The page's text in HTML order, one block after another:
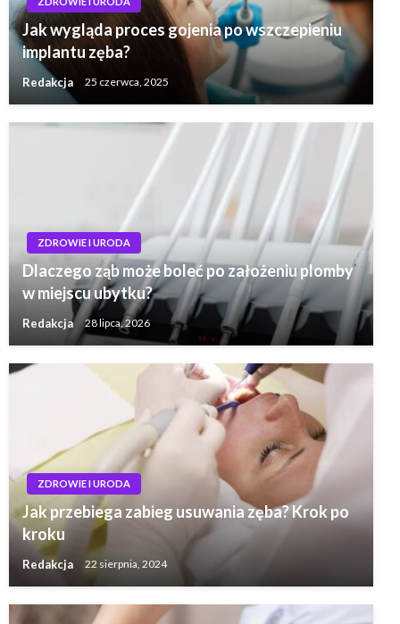
Jak wygląda proces gojenia po wszczepieniu
implantu zęba?
Redakcja 25 czerwca, 2025
ZDROWIE I URODA
Dlaczego ząb może boleć po założeniu plomby
w miejscu ubytku?
Redakcja 28 lipca, 2026
ZDROWIE I URODA
Jak przebiega zabieg usuwania zęba? Krok po
kroku
Redakcja 22 sierpnia, 2024